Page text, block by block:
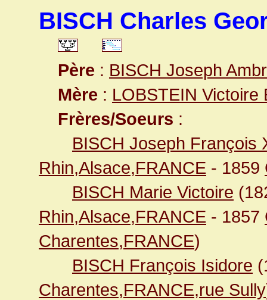
BISCH Charles
Père : BISCH Joseph
Mère : LOBSTEIN Victoire
Frères/Soeurs :
BISCH Joseph François
Rhin,Alsace,FRANCE - 1859
BISCH Marie Victoire
Rhin,Alsace,FRANCE - 1857
Charentes,FRANCE)
BISCH François Isidore
Charentes,FRANCE,rue Sully